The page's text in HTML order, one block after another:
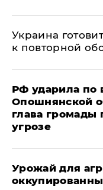
Украина
к повторной
РФ ударила по
Опошнянской
глава громады
угрозе
Урожай для